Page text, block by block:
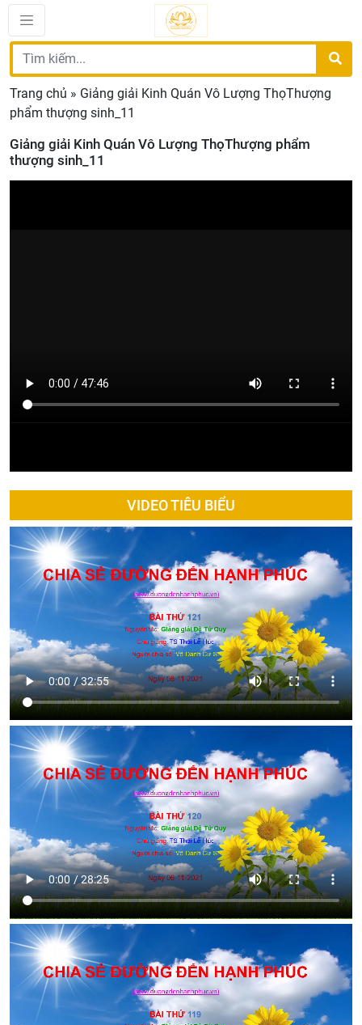
Trang chủ » Giảng giải Kinh Quán Vô Lượng ThọThượng
phẩm thượng sinh_11
Giảng giải Kinh Quán Vô Lượng ThọThượng phẩm
thượng sinh_11
VIDEO TIÊU BIỂU